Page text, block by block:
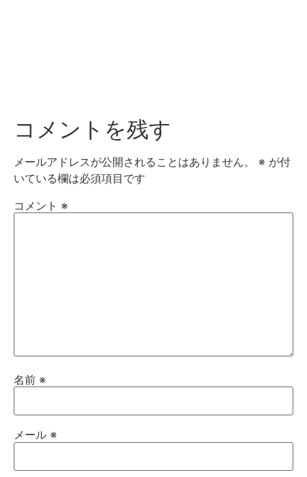
コメントを残す
メールアドレスが公開されることはありません。 ※ が付
いている欄は必須項目です
コメント ※
名前 ※
メール ※